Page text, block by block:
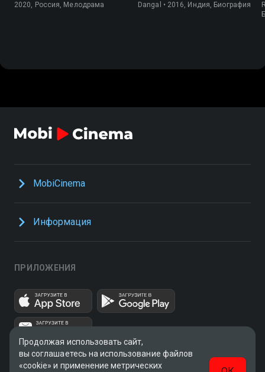
2020, Россия, Мелодрама Dangal • 2016, Индия, Биография
MobiCinema
Информация
ПРИЛОЖЕНИЯ
Продолжая использовать сайт,
вы соглашаетесь на использование файлов
«cookie» и применение метрических